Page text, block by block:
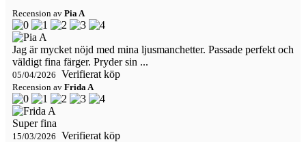
Recension av Pia A
Jag är mycket nöjd med mina ljusmanchetter. Passade perfekt och
väldigt fina färger. Pryder sin ...
05/04/2026 Verifierat köp
Recension av Frida A
Super fina
15/03/2026 Verifierat köp